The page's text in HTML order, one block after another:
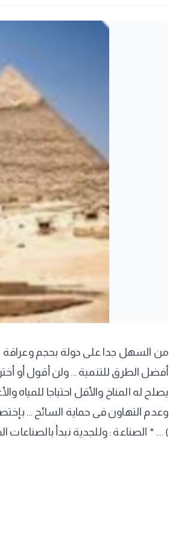
من السهل جدا على دولة بحجم وعراقة
أفضل الطرق للتنمية ... ولن أقول أو
يصلح له المناخ والأقل احتياجا
وعدم التهاون فى حماية السائح ...
) .... * الصناعة : وللجدية نبدأ